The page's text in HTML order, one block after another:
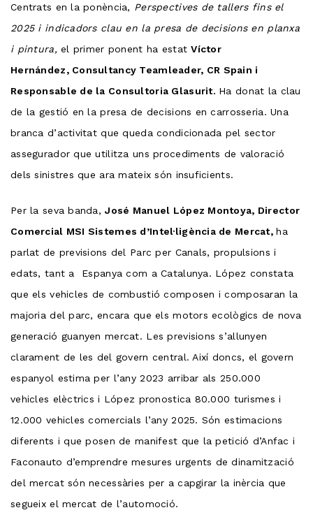
Centrats en la ponència, Perspectives de tallers fins el
2025 i indicadors clau en la presa de decisions en planxa
i pintura,el primer ponent ha estatVíctor
Hernández, Consultancy Teamleader, CR Spain i
Responsable de la Consultoria Glasurit. Ha donat la clau
de la gestió en la presa de decisions en carrosseria. Una
branca d’activitat que queda condicionada pel sector
assegurador que utilitza uns procediments de valoració
dels sinistres que ara mateix són insuficients.
Per la seva banda,José Manuel López Montoya, Director
Comercial MSI Sistemes d’Intel·ligència de Mercat,ha
parlat de previsions del Parc per Canals, propulsions i
edats, tant a Espanya com a Catalunya. López constata
que els vehicles de combustió composen i composaran la
majoria del parc, encara que els motors ecològics de nova
generació guanyen mercat. Les previsions s’allunyen
clarament de les del govern central. Així doncs, el govern
espanyol estima per l’any 2023 arribar als 250.000
vehicles elèctrics i López pronostica 80.000 turismes i
12.000 vehicles comercials l’any 2025. Són estimacions
diferents i que posen de manifest que la petició d’Anfac i
Faconauto d’emprendre mesures urgents de dinamització
del mercat són necessàries per a capgirar la inèrcia que
segueix el mercat de l’automoció.